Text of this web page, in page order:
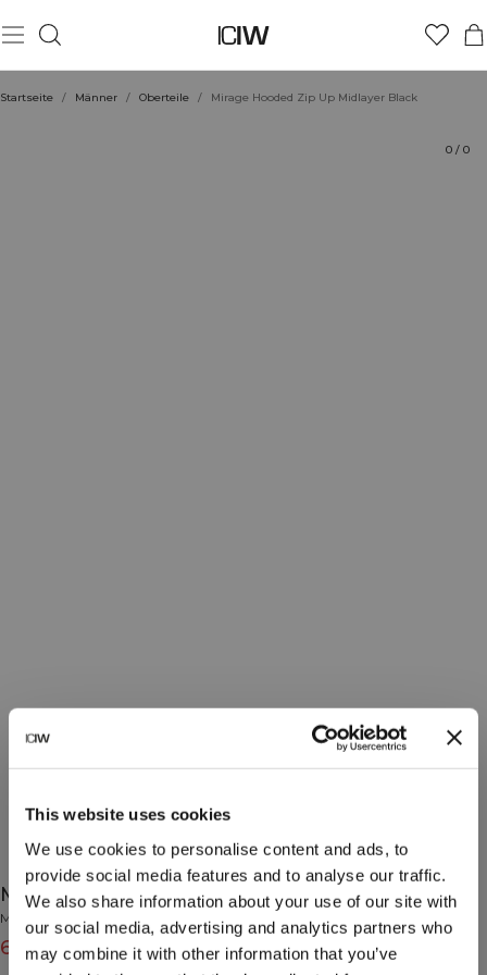
This website uses cookies
We use cookies to personalise content and ads, to
provide social media features and to analyse our traffic.
We also share information about your use of our site with
our social media, advertising and analytics partners who
may combine it with other information that you’ve
Startseite / Männer / Oberteile / Mirage Hooded Zip Up Midlayer Black
0 / 0
Mirage Hooded Zip Up Midlayer Black
Mirage Collection
69€99€(-30%)